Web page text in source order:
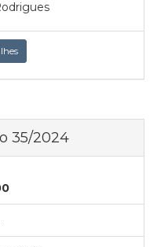
35/2024